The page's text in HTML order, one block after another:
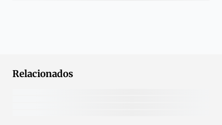
Relacionados